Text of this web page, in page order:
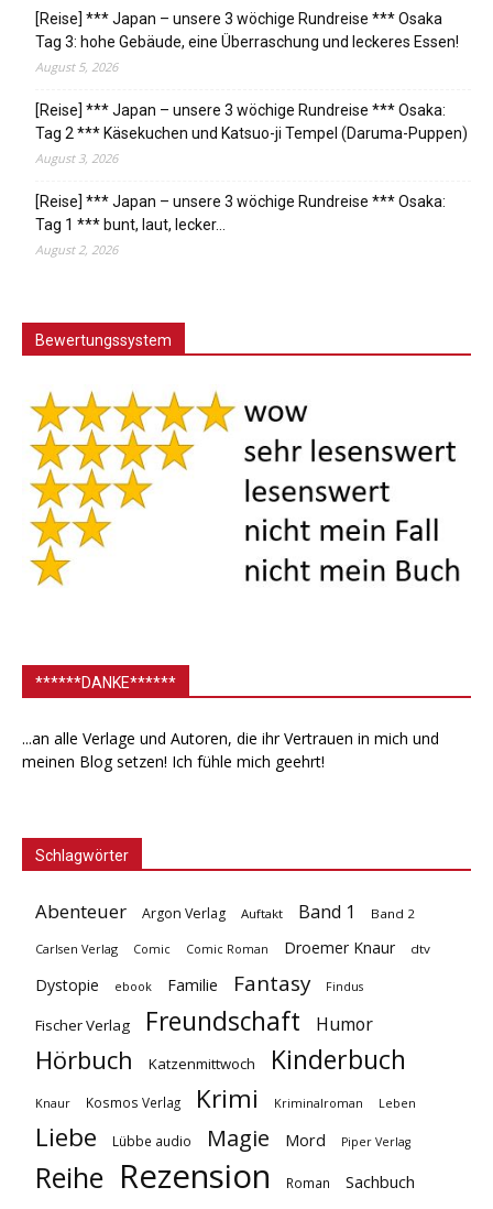
[Reise] *** Japan – unsere 3 wöchige Rundreise *** Osaka
Tag 3: hohe Gebäude, eine Überraschung und leckeres Essen!
August 5, 2026
[Reise] *** Japan – unsere 3 wöchige Rundreise *** Osaka:
Tag 2 *** Käsekuchen und Katsuo-ji Tempel (Daruma-Puppen)
August 3, 2026
[Reise] *** Japan – unsere 3 wöchige Rundreise *** Osaka:
Tag 1 *** bunt, laut, lecker…
August 2, 2026
Bewertungssystem
******DANKE******
...an alle Verlage und Autoren, die ihr Vertrauen in mich und
meinen Blog setzen! Ich fühle mich geehrt!
Schlagwörter
Abenteuer Argon Verlag Auftakt Band 1 Band 2
Carlsen Verlag Comic Comic Roman Droemer Knaur dtv
Dystopie ebook Familie Fantasy Findus
Fischer Verlag Freundschaft Humor
Hörbuch Katzenmittwoch Kinderbuch
Knaur Kosmos Verlag Krimi Kriminalroman Leben
Liebe Lübbe audio Magie Mord Piper Verlag
Reihe Rezension Roman Sachbuch